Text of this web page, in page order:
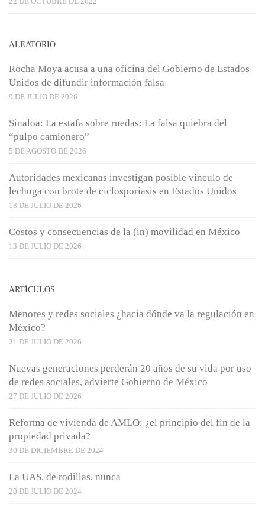
ALEATORIO
Rocha Moya acusa a una oficina del Gobierno de Estados
Unidos de difundir información falsa
9 DE JULIO DE 2026
Sinaloa: La estafa sobre ruedas: La falsa quiebra del
“pulpo camionero”
5 DE AGOSTO DE 2026
Autoridades mexicanas investigan posible vínculo de
lechuga con brote de ciclosporiasis en Estados Unidos
18 DE JULIO DE 2026
Costos y consecuencias de la (in) movilidad en México
13 DE JULIO DE 2026
ARTÍCULOS
Menores y redes sociales ¿hacia dónde va la regulación en
México?
21 DE JULIO DE 2026
Nuevas generaciones perderán 20 años de su vida por uso
de redes sociales, advierte Gobierno de México
27 DE JULIO DE 2026
Reforma de vivienda de AMLO: ¿el principio del fin de la
propiedad privada?
30 DE DICIEMBRE DE 2024
La UAS, de rodillas, nunca
20 DE JULIO DE 2024